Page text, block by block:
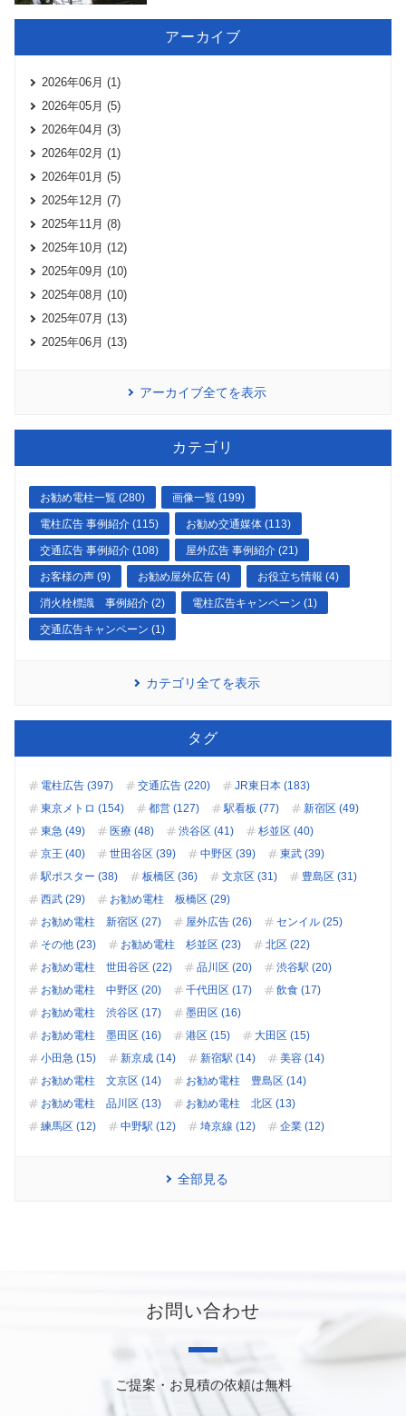
アーカイブ
2026年06月 (1)
2026年05月 (5)
2026年04月 (3)
2026年02月 (1)
2026年01月 (5)
2025年12月 (7)
2025年11月 (8)
2025年10月 (12)
2025年09月 (10)
2025年08月 (10)
2025年07月 (13)
2025年06月 (13)
アーカイブ全てを表示
カテゴリ
お勧め電柱一覧 (280) 画像一覧 (199)
電柱広告 事例紹介 (115) お勧め交通媒体 (113)
交通広告 事例紹介 (108) 屋外広告 事例紹介 (21)
お客様の声 (9) お勧め屋外広告 (4) お役立ち情報 (4)
消火栓標識 事例紹介 (2) 電柱広告キャンペーン (1)
交通広告キャンペーン (1)
カテゴリ全てを表示
タグ
電柱広告 (397) 交通広告 (220)
JR東日本 (183)
東京メトロ (154)
都営 (127) 駅看板 (77)
新宿区 (49)
東急 (49)
医療 (48) 渋谷区 (41)
杉並区 (40)
京王 (40)
世田谷区 (39) 中野区 (39)
東武 (39)
駅ポスター (38)
板橋区 (36) 文京区 (31)
豊島区 (31)
西武 (29)
お勧め電柱 板橋区 (29)
お勧め電柱 新宿区 (27)
屋外広告 (26)
センイル (25)
その他 (23)
お勧め電柱 杉並区 (23)
北区 (22)
お勧め電柱 世田谷区 (22)
品川区 (20)
渋谷駅 (20)
お勧め電柱 中野区 (20)
千代田区 (17)
飲食 (17)
お勧め電柱 渋谷区 (17)
墨田区 (16)
お勧め電柱 墨田区 (16)
港区 (15)
大田区 (15)
小田急 (15)
新京成 (14) 新宿駅 (14)
美容 (14)
お勧め電柱 文京区 (14)
お勧め電柱 豊島区 (14)
お勧め電柱 品川区 (13)
お勧め電柱 北区 (13)
練馬区 (12)
中野駅 (12) 埼京線 (12) 企業 (12)
全部見る
お問い合わせ
ご提案・お見積の依頼は無料